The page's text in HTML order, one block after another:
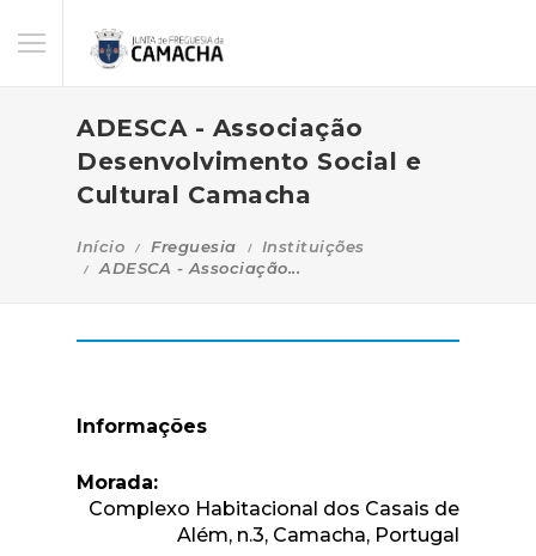
ADESCA - Associação
Desenvolvimento Social e
Cultural Camacha
Início Freguesia
Instituições
ADESCA - Associação...
Informações
Morada:
Complexo Habitacional dos Casais de
Além, n.3, Camacha, Portugal